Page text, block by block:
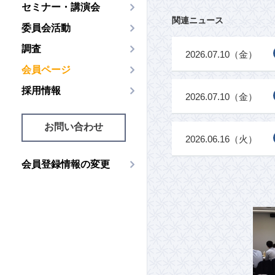
セミナー・講演会
委員会活動
調査
会員ページ
採用情報
お問い合わせ
会員登録情報の変更
関連ニュース
2026.07.10（金）
2026.07.10（金）
2026.06.16（火）